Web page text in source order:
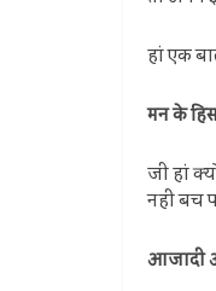
हां एक
मन के
जी हां
नहीं बच
आजादी